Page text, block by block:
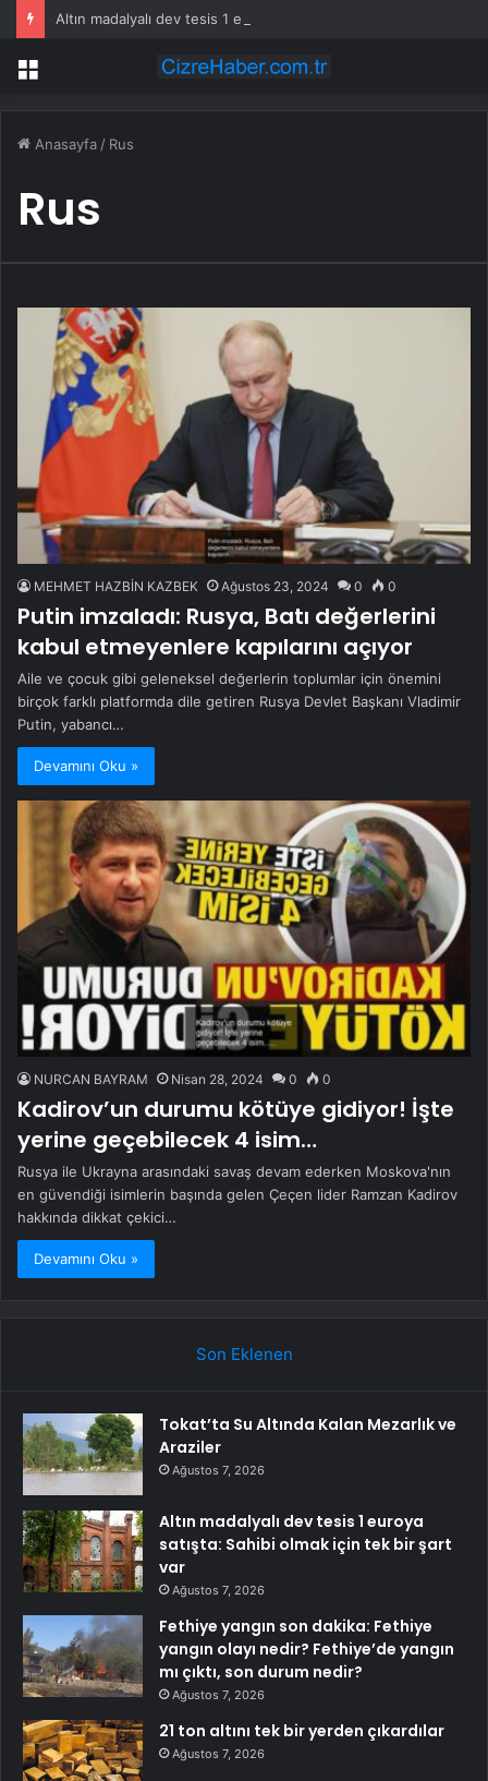
Menü
Anasayfa / Rus
Rus
MEHMET HAZBİN KAZBEK Ağustos 23, 2024 0 0
Putin imzaladı: Rusya, Batı değerlerini
kabul etmeyenlere kapılarını açıyor
Aile ve çocuk gibi geleneksel değerlerin toplumlar için önemini
birçok farklı platformda dile getiren Rusya Devlet Başkanı Vladimir
Putin, yabancı…
Devamını Oku »
NURCAN BAYRAM Nisan 28, 2024 0 0
Kadirov’un durumu kötüye gidiyor! İşte
yerine geçebilecek 4 isim…
Rusya ile Ukrayna arasındaki savaş devam ederken Moskova'nın
en güvendiği isimlerin başında gelen Çeçen lider Ramzan Kadirov
hakkında dikkat çekici…
Devamını Oku »
Son Eklenen
Tokat’ta Su Altında Kalan Mezarlık ve
Araziler
Ağustos 7, 2026
Altın madalyalı dev tesis 1 euroya
satışta: Sahibi olmak için tek bir şart
var
Ağustos 7, 2026
Fethiye yangın son dakika: Fethiye
yangın olayı nedir? Fethiye’de yangın
mı çıktı, son durum nedir?
Ağustos 7, 2026
21 ton altını tek bir yerden çıkardılar
Ağustos 7, 2026